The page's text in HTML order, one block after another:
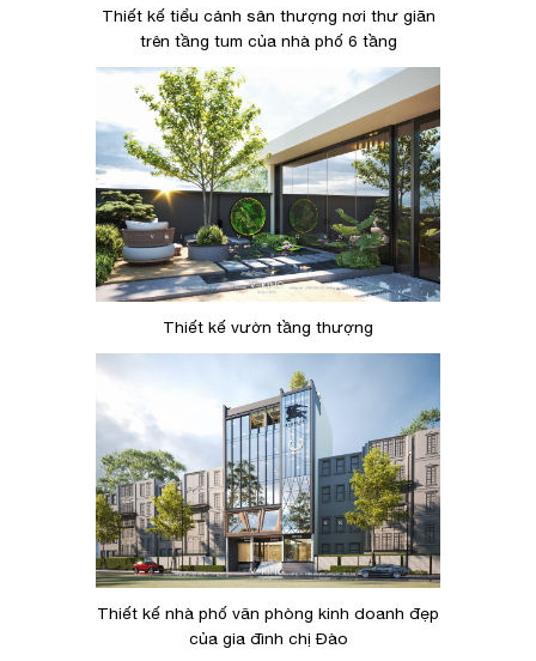
Thiết kế tiểu cảnh sân thượng nơi thư giãn
trên tầng tum của nhà phố 6 tầng
Thiết kế vườn tầng thượng
Thiết kế nhà phố văn phòng kinh doanh đẹp
của gia đình chị Đào